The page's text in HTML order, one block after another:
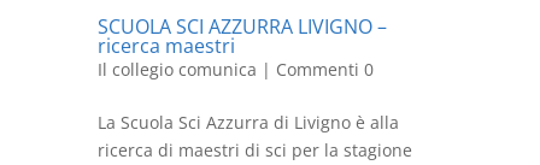
SCUOLA SCI AZZURRA LIVIGNO –
ricerca maestri
Il collegio comunica | Commenti 0
La Scuola Sci Azzurra di Livigno è alla
ricerca di maestri di sci per la stagione